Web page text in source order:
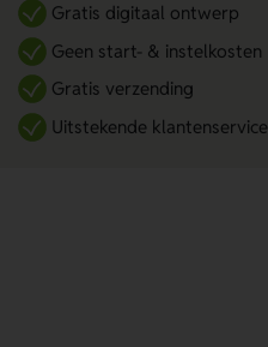
Gratis digitaal ontwerp
Geen start- & instelkosten
Gratis verzending
Uitstekende klantenservice